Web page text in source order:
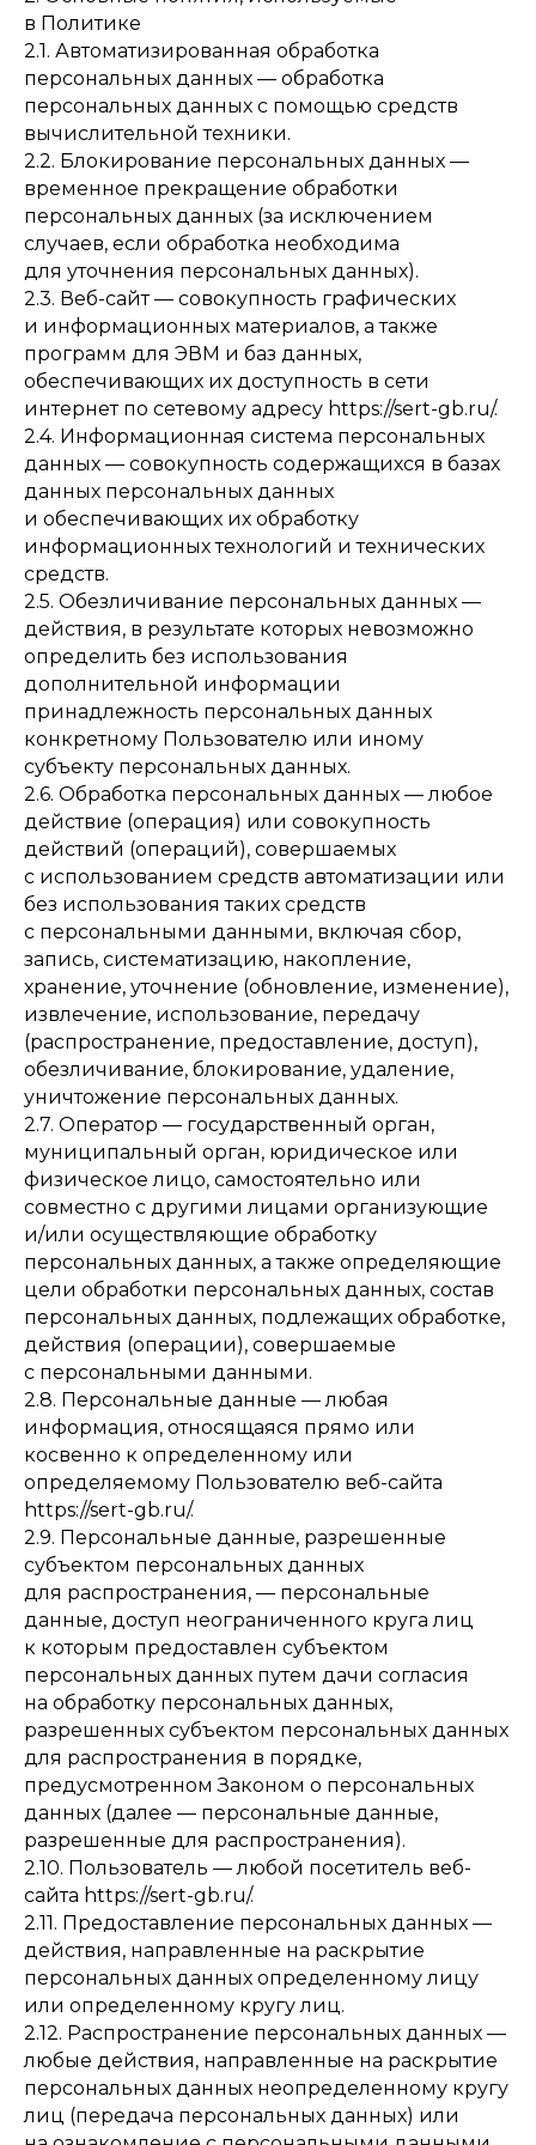
в Политике
2.1. Автоматизированная обработка
персональных данных — обработка
персональных данных с помощью средств
вычислительной техники.
2.2. Блокирование персональных данных —
временное прекращение обработки
персональных данных (за исключением
случаев, если обработка необходима
для уточнения персональных данных).
2.3. Веб-сайт — совокупность графических
и информационных материалов, а также
программ для ЭВМ и баз данных,
обеспечивающих их доступность в сети
интернет по сетевому адресу https://sert-gb.ru/.
2.4. Информационная система персональных
данных — совокупность содержащихся в базах
данных персональных данных
и обеспечивающих их обработку
информационных технологий и технических
средств.
2.5. Обезличивание персональных данных —
действия, в результате которых невозможно
определить без использования
дополнительной информации
принадлежность персональных данных
конкретному Пользователю или иному
субъекту персональных данных.
2.6. Обработка персональных данных — любое
действие (операция) или совокупность
действий (операций), совершаемых
с использованием средств автоматизации или
без использования таких средств
с персональными данными, включая сбор,
запись, систематизацию, накопление,
хранение, уточнение (обновление, изменение),
извлечение, использование, передачу
(распространение, предоставление, доступ),
обезличивание, блокирование, удаление,
уничтожение персональных данных.
2.7. Оператор — государственный орган,
муниципальный орган, юридическое или
физическое лицо, самостоятельно или
совместно с другими лицами организующие
и/или осуществляющие обработку
персональных данных, а также определяющие
цели обработки персональных данных, состав
персональных данных, подлежащих обработке,
действия (операции), совершаемые
с персональными данными.
2.8. Персональные данные — любая
информация, относящаяся прямо или
косвенно к определенному или
определяемому Пользователю веб-сайта
https://sert-gb.ru/.
2.9. Персональные данные, разрешенные
субъектом персональных данных
для распространения, — персональные
данные, доступ неограниченного круга лиц
к которым предоставлен субъектом
персональных данных путем дачи согласия
на обработку персональных данных,
разрешенных субъектом персональных данных
для распространения в порядке,
предусмотренном Законом о персональных
данных (далее — персональные данные,
разрешенные для распространения).
2.10. Пользователь — любой посетитель веб-
сайта https://sert-gb.ru/.
2.11. Предоставление персональных данных —
действия, направленные на раскрытие
персональных данных определенному лицу
или определенному кругу лиц.
2.12. Распространение персональных данных —
любые действия, направленные на раскрытие
персональных данных неопределенному кругу
лиц (передача персональных данных) или